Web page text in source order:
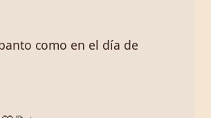
como en el día de